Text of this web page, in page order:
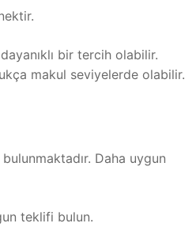
bir tercih olabilir.
makul seviyelerde olabilir.
Daha uygun
teklifi bulun.